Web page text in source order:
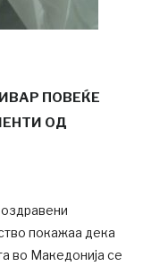
ПОВЕЌЕ
ОД
покажаа дека
во Македонија се